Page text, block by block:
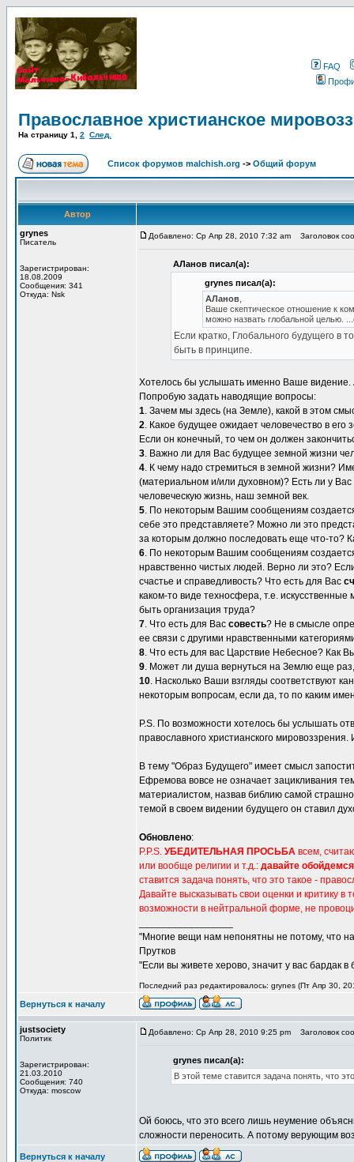
FAQ
Православное христианское
На страницу 1 2 След.
Список форумов malchish.org -> Общий форум
Автор
grynes
Писатель
Зарегистрирован:
18.08.2009
Сообщения: 341
Откуда: Nsk
Добавлено: Ср Апр 28, 2010 7:32 am Заголовок
АЛанов писал(а):
grynes писал(а):
АЛанов
Ваше скептическое отношение к
можно назвать глобальной целью.
Если кратко, Глобального будущего в
быть в принципе.
Хотелось бы услышать именно Ваше видение.
Попробую задать наводящие вопросы:
1. Зачем мы здесь (на Земле), какой в этом
2. Какое будущее ожидает человечество в
Если он конечный, то чем он должен
3. Важно ли для Вас будущее земной жизни
4. К чему надо стремиться в земной жизни?
(материальном и/или духовном)? Есть ли у
человеческую жизнь, наш земной век.
5. По некоторым Вашим сообщениям
себе это представляете? Можно ли это
за которым должно последовать еще что-то?
6. По некоторым Вашим сообщениям
нравственно чистых людей. Верно ли это?
счастье и справедливость? Что есть для Вас
каком-то виде техносфера, т.е.
быть организация труда?
7. Что есть для Вас совесть? Не в смысле
ее связи с другими нравственными
8. Что есть для вас Царствие Небесное? Как
9. Может ли душа вернуться на Землю еще
10. Насколько Ваши взгляды соответствуют
некоторым вопросам, если да, то по каким
P.S. По возможности хотелось бы услышать
православного христианского
В тему "Образ Будущего" имеет смысл
Ефремова вовсе не означает зацикливания
материалистом, назвав библию самой
темой в своем видении будущего он ставил
Обновлено:
P.P.S. УБЕДИТЕЛЬНАЯ ПРОСЬБА всем,
или вообще религии и т.д.: давайте
ставится задача понять, что это такое -
Давайте высказывать свои оценки и критику в
возможности в нейтральной форме, не
"Многие вещи нам непонятны не потому, что
Прутков
"Если вы живете херово, значит у вас бардак
Последний раз редактировалось: grynes (Пт Апр 30,
Вернуться к началу
justsociety
Политик
Зарегистрирован:
21.03.2010
Сообщения: 740
Откуда: moscow
Добавлено: Ср Апр 28, 2010 9:25 pm Заголовок
grynes писал(а):
В этой теме ставится задача понять, что
Ой боюсь, что это всего лишь неумение
сложности переносить. А потому верующим
Вернуться к началу